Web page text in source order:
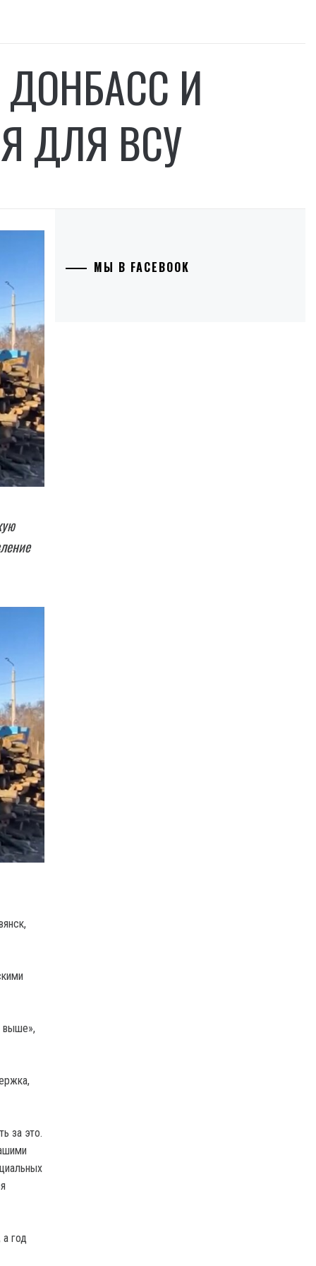
И
ДЛЯ ВСУ
выше»,
за это.
год
МЫ В FACEBOOK